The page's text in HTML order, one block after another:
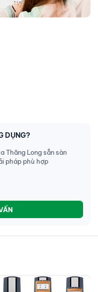
DỤNG?
Thăng Long sẵn sàn
pháp phù hợp